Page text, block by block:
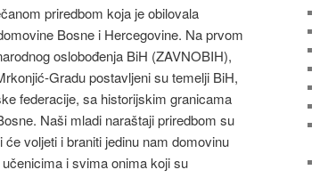
priredbom koja je obilovala
Bosne i Hercegovine. Na prvom
oslobođenja BiH (ZAVNOBIH),
Gradu postavljeni su temelji BiH,
federacije, sa historijskim granicama
Naši mladi naraštaji priredbom su
voljeti i braniti jedinu nam domovinu
i svima onima koji su